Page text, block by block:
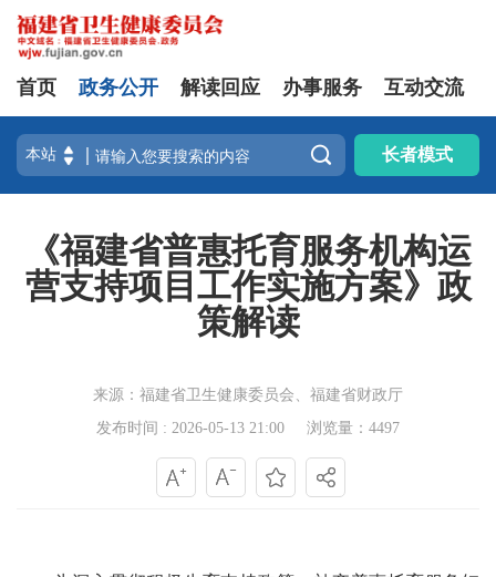
首页 政务公开 解读回应 办事服务 互动交流
 长者模式
《福建省普惠托育服务机构运
营支持项目工作实施方案》政
策解读
来源：福建省卫生健康委员会、福建省财政厅
发布时间 : 2026-05-13 21:00
浏览量：4497